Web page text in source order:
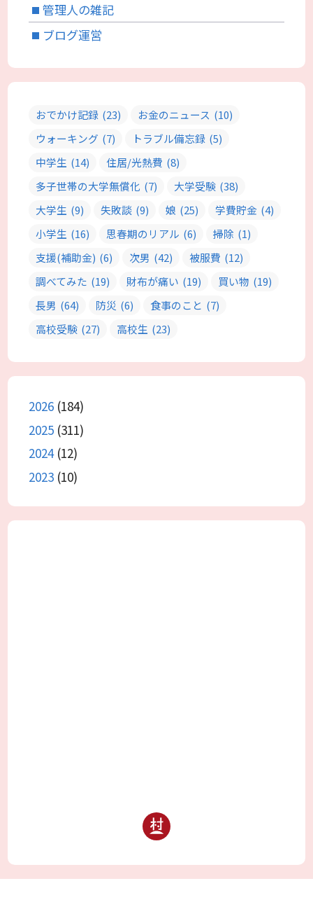
管理人の雑記
ブログ運営
おでかけ記録 (23) お金のニュース (10)
ウォーキング (7) トラブル備忘録 (5)
中学生 (14) 住居/光熱費 (8)
多子世帯の大学無償化 (7) 大学受験 (38)
大学生 (9) 失敗談 (9) 娘 (25) 学費貯金 (4)
小学生 (16) 思春期のリアル (6) 掃除 (1)
支援(補助金) (6) 次男 (42) 被服費 (12)
調べてみた (19) 財布が痛い (19) 買い物 (19)
長男 (64) 防災 (6) 食事のこと (7)
高校受験 (27) 高校生 (23)
2026 (184)
2025 (311)
2024(12)
2023 (10)